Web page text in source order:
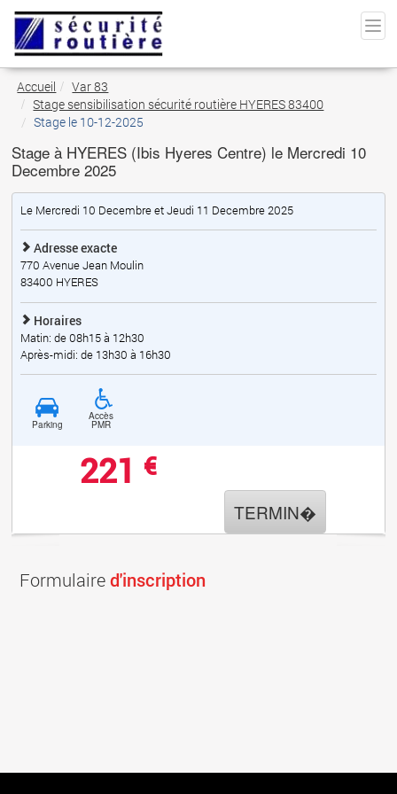
Accueil
Var 83
Stage sensibilisation sécurité routière HYERES 83400
Stage le 10-12-2025
Stage à HYERES (Ibis Hyeres Centre) le Mercredi 10
Decembre 2025
Le Mercredi 10 Decembre et Jeudi 11 Decembre 2025
Adresse exacte
770 Avenue Jean Moulin
83400 HYERES
Horaires
Matin: de 08h15 à 12h30
Après-midi: de 13h30 à 16h30
Parking
Accès
PMR
221 €
TERMIN�
Formulaired'inscription